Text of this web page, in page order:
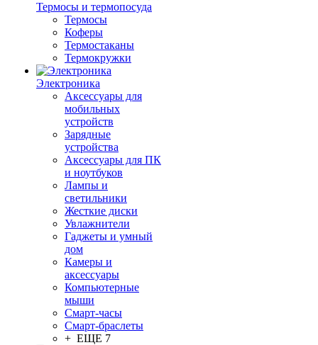
Термосы и термопосуда
Термосы
Коферы
Термостаканы
Термокружки
Электроника
Аксессуары для
мобильных
устройств
Зарядные
устройства
Аксессуары для ПК
и ноутбуков
Лампы и
светильники
Жесткие диски
Увлажнители
Гаджеты и умный
дом
Камеры и
аксессуары
Компьютерные
мыши
Смарт-часы
Смарт-браслеты
+ ЕЩЕ 7